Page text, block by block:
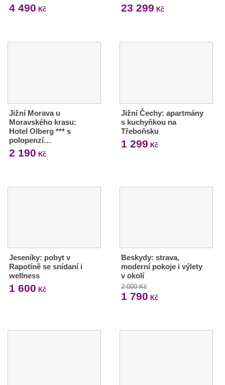
4 490 Kč 23 299 Kč
Jižní Morava u
Moravského krasu:
Hotel Olberg *** s
polopenzí…
2 190 Kč
Jižní Čechy: apartmány
s kuchyňkou na
Třeboňsku
1 299 Kč
Jeseníky: pobyt v
Rapotíně se snídaní i
wellness
1 600 Kč
Beskydy: strava,
moderní pokoje i výlety
v okolí
2 000 Kč
1 790 Kč